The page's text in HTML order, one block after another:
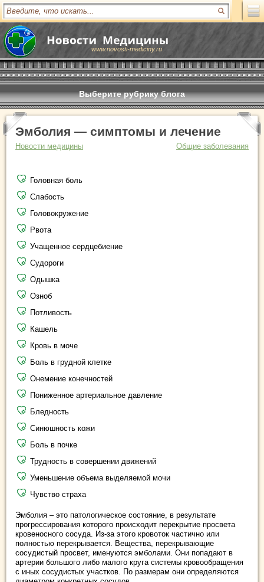
www.novosti-mediciny.ru
Выберите рубрику блога
Эмболия — симптомы и лечение
Новости медицины Общие заболевания
Головная боль
Слабость
Головокружение
Рвота
Учащенное сердцебиение
Судороги
Одышка
Озноб
Потливость
Кашель
Кровь в моче
Боль в грудной клетке
Онемение конечностей
Пониженное артериальное давление
Бледность
Синюшность кожи
Боль в почке
Трудность в совершении движений
Уменьшение объема выделяемой мочи
Чувство страха
Эмболия – это патологическое состояние, в результате
прогрессирования которого происходит перекрытие просвета
кровеносного сосуда. Из-за этого кровоток частично или
полностью перекрывается. Вещества, перекрывающие
сосудистый просвет, именуются эмболами. Они попадают в
артерии большого либо малого круга системы кровообращения
с иных сосудистых участков. По размерам они определяются